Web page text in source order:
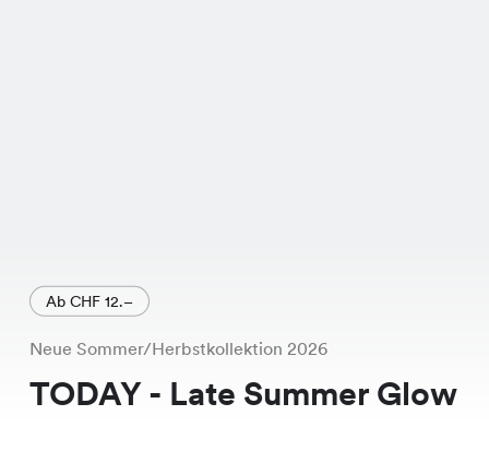
Ab CHF 12.–
Neue Sommer/Herbstkollektion 2026
TODAY - Late Summer Glow